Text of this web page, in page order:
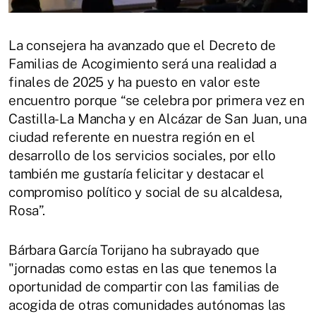
La consejera ha avanzado que el Decreto de
Familias de Acogimiento será una realidad a
finales de 2025 y ha puesto en valor este
encuentro porque “se celebra por primera vez en
Castilla-La Mancha y en Alcázar de San Juan, una
ciudad referente en nuestra región en el
desarrollo de los servicios sociales, por ello
también me gustaría felicitar y destacar el
compromiso político y social de su alcaldesa,
Rosa”.
Bárbara García Torijano ha subrayado que
"jornadas como estas en las que tenemos la
oportunidad de compartir con las familias de
acogida de otras comunidades autónomas las